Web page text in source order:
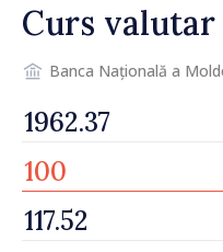
Curs valutar
Banca Națională a